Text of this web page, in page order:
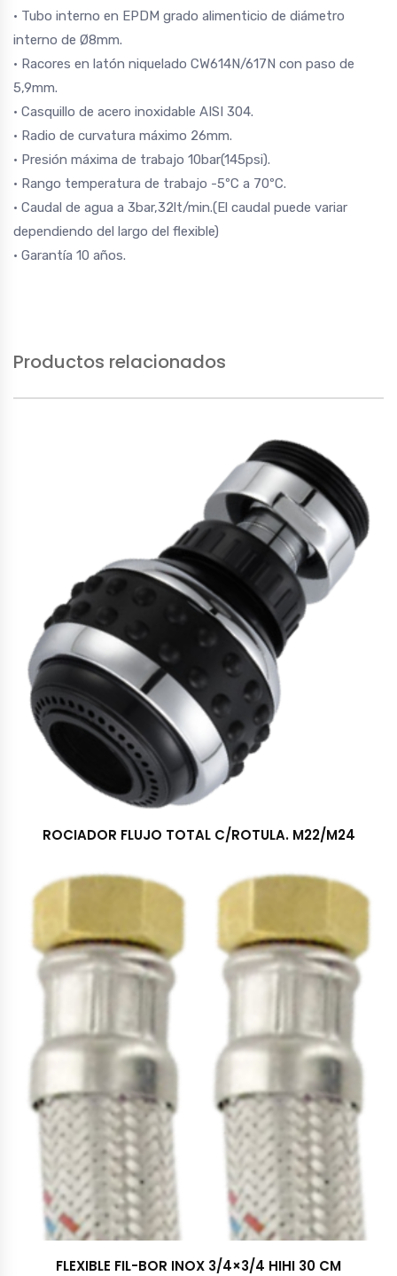
· Tubo interno en EPDM grado alimenticio de diámetro
interno de Ø8mm.
· Racores en latón niquelado CW614N/617N con paso de
5,9mm.
· Casquillo de acero inoxidable AISI 304.
· Radio de curvatura máximo 26mm.
· Presión máxima de trabajo 10bar(145psi).
· Rango temperatura de trabajo -5ºC a 70ºC.
· Caudal de agua a 3bar,32lt/min.(El caudal puede variar
dependiendo del largo del flexible)
· Garantía 10 años.
Productos relacionados
ROCIADOR FLUJO TOTAL C/ROTULA. M22/M24
FLEXIBLE FIL-BOR INOX 3/4×3/4 HIHI 30 CM